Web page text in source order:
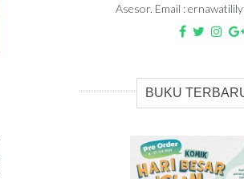
Asesor. Email :
BUKU